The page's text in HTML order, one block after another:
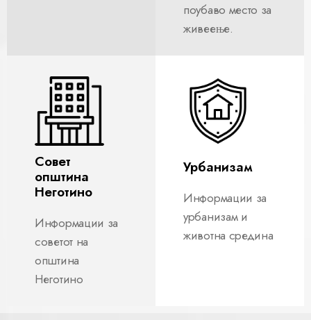
поубаво место за
живеење.
Совет
општина
Неготино
Информации за
советот на
општина
Неготино
Урбанизам
Информации за
урбанизам и
животна средина